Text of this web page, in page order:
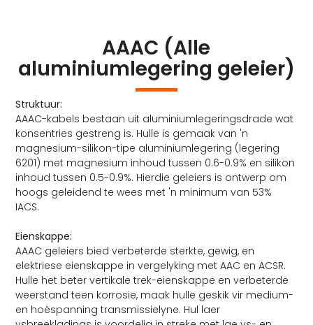
AAAC (Alle
aluminiumlegering geleier)
Struktuur:
AAAC-kabels bestaan ​​uit aluminiumlegeringsdrade wat
konsentries gestreng is. Hulle is gemaak van 'n
magnesium-silikon-tipe aluminiumlegering (legering
6201) met magnesium inhoud tussen 0.6-0.9% en silikon
inhoud tussen 0.5-0.9%. Hierdie geleiers is ontwerp om
hoogs geleidend te wees met 'n minimum van 53%
IACS.
Eienskappe:
AAAC geleiers bied verbeterde sterkte, gewig, en
elektriese eienskappe in vergelyking met AAC en ACSR.
Hulle het beter vertikale trek-eienskappe en verbeterde
weerstand teen korrosie, maak hulle geskik vir medium-
en hoëspanning transmissielyne. Hul laer